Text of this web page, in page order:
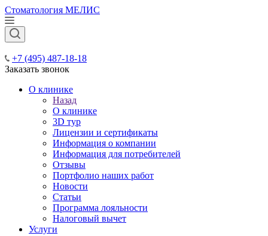
Стоматология МЕЛИС
+7 (495) 487-18-18
Заказать звонок
О клинике
Назад
О клинике
3D тур
Лицензии и сертификаты
Информация о компании
Информация для потребителей
Отзывы
Портфолио наших работ
Новости
Статьи
Программа лояльности
Налоговый вычет
Услуги